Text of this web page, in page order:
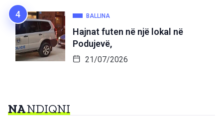
BALLINA
Hajnat futen në një lokal në
Podujevë,
21/07/2026
NANDIQNI